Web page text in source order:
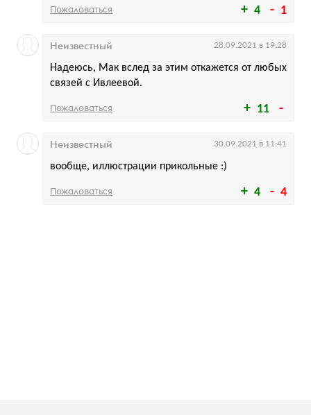
4 1
Пожаловаться
11
Надеюсь, Мак вслед за этим откажется от любых
связей с Ивлеевой.
Неизвестный 28.09.2021 в 19:28
Пожаловаться
4 4
вообще, иллюстрации прикольные :)
Неизвестный 30.09.2021 в 11:41
Пожаловаться